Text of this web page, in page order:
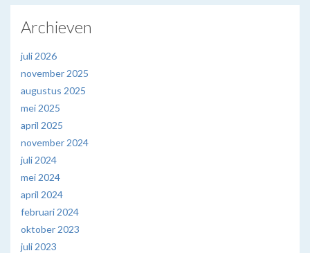
Archieven
juli 2026
november 2025
augustus 2025
mei 2025
april 2025
november 2024
juli 2024
mei 2024
april 2024
februari 2024
oktober 2023
juli 2023